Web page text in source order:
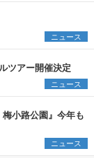
ニュース
ツアー開催決定
ニュース
小路公園』今年も
ニュース